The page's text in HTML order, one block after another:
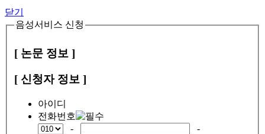
닫기
음성서비스 신청
[ 논문 정보 ]
[ 신청자 정보 ]
아이디
전화번호
-
-